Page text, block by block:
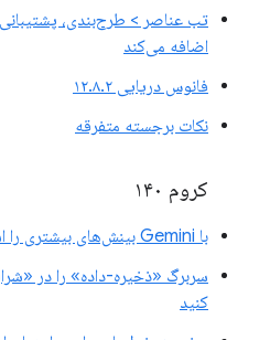
تب عناصر > طرح‌بندی، پشتیبانی
اضافه می‌کند
فانوس دریایی ۱۲.۸.۲
نکات برجسته متفرقه
کروم ۱۴۰
با Gemini بینش‌های بیشتری را اشکال‌زدایی کنید
سربرگ «ذخیره-داده» را در
کنید